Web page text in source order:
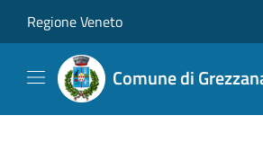
Regione Veneto
Comune di